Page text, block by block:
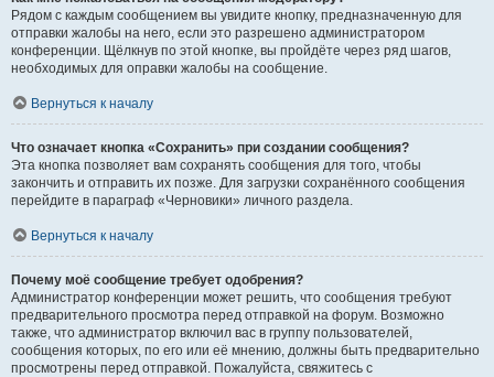
Рядом с каждым сообщением вы увидите кнопку, предназначенную для
отправки жалобы на него, если это разрешено администратором
конференции. Щёлкнув по этой кнопке, вы пройдёте через ряд шагов,
необходимых для оправки жалобы на сообщение.
Вернуться к началу
Что означает кнопка «Сохранить» при создании сообщения?
Эта кнопка позволяет вам сохранять сообщения для того, чтобы
закончить и отправить их позже. Для загрузки сохранённого сообщения
перейдите в параграф «Черновики» личного раздела.
Вернуться к началу
Почему моё сообщение требует одобрения?
Администратор конференции может решить, что сообщения требуют
предварительного просмотра перед отправкой на форум. Возможно
также, что администратор включил вас в группу пользователей,
сообщения которых, по его или её мнению, должны быть предварительно
просмотрены перед отправкой. Пожалуйста, свяжитесь с